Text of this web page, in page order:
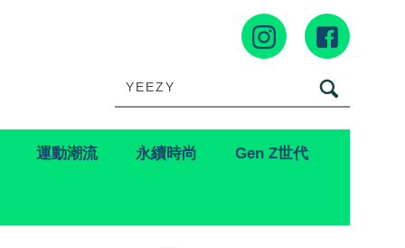
運動潮流 永續時尚 Gen Z世代